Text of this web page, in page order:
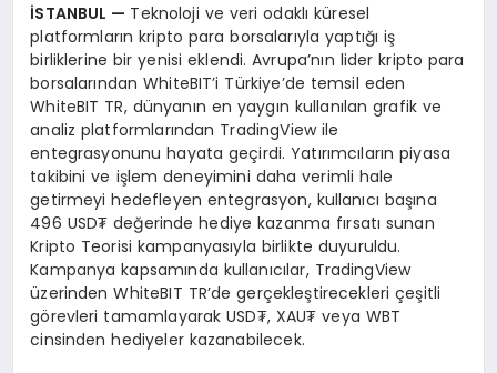
İSTANBUL — Teknoloji ve veri odaklı küresel
platformların kripto para borsalarıyla yaptığı iş
birliklerine bir yenisi eklendi. Avrupa’nın lider kripto para
borsalarından WhiteBIT’i Türkiye’de temsil eden
WhiteBIT TR, dünyanın en yaygın kullanılan grafik ve
analiz platformlarından TradingView ile
entegrasyonunu hayata geçirdi. Yatırımcıların piyasa
takibini ve işlem deneyimini daha verimli hale
getirmeyi hedefleyen entegrasyon, kullanıcı başına
496 USD₮ değerinde hediye kazanma fırsatı sunan
Kripto Teorisi kampanyasıyla birlikte duyuruldu.
Kampanya kapsamında kullanıcılar, TradingView
üzerinden WhiteBIT TR’de gerçekleştirecekleri çeşitli
görevleri tamamlayarak USD₮, XAU₮ veya WBT
cinsinden hediyeler kazanabilecek.